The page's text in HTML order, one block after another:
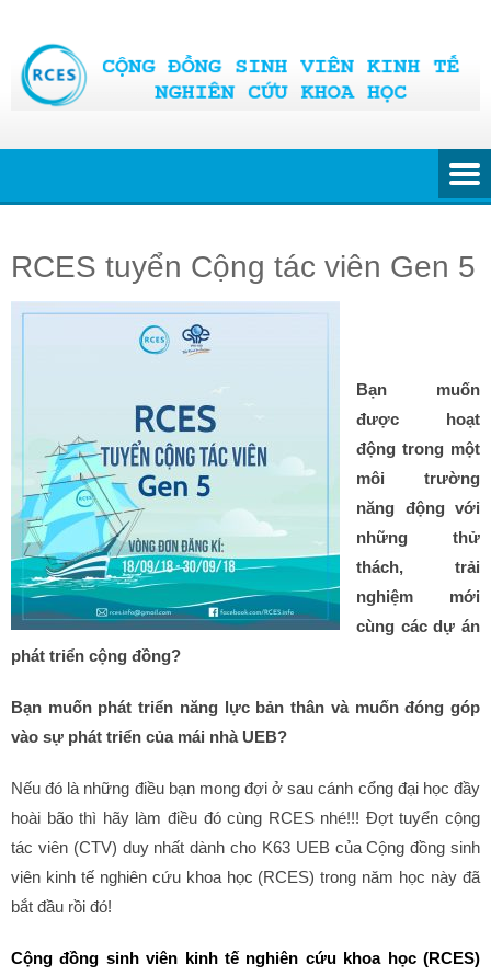
content
RCES tuyển Cộng tác viên Gen 5
Bạn muốn
được hoạt
động trong một
môi trường
năng động với
những thử
thách, trải
nghiệm mới
cùng các dự án
phát triển cộng đồng?
Bạn muốn phát triển năng lực bản thân và muốn đóng góp
vào sự phát triển của mái nhà UEB?
Nếu đó là những điều bạn mong đợi ở sau cánh cổng đại học đầy
hoài bão thì hãy làm điều đó cùng RCES nhé!!! Đợt tuyển cộng
tác viên (CTV) duy nhất dành cho K63 UEB của Cộng đồng sinh
viên kinh tế nghiên cứu khoa học (RCES) trong năm học này đã
bắt đầu rồi đó!
Cộng đồng sinh viên kinh tế nghiên cứu khoa học (RCES)